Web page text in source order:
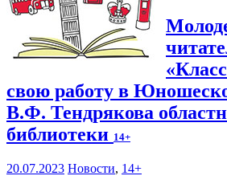
свою работу в
В.Ф. Тендрякова
библиотеки 14+
20.07.2023 Новости, 14+